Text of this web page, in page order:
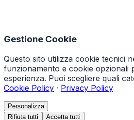
Gestione Cookie
Questo sito utilizza cookie tecnici
funzionamento e cookie opzionali
esperienza. Puoi scegliere quali
Cookie Policy · Privacy Policy
Personalizza
Rifiuta tutti
Accetta tutti